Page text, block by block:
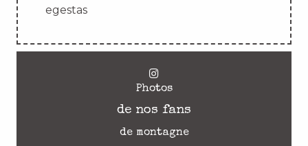
egestas
Photos
de nos fans
de montagne